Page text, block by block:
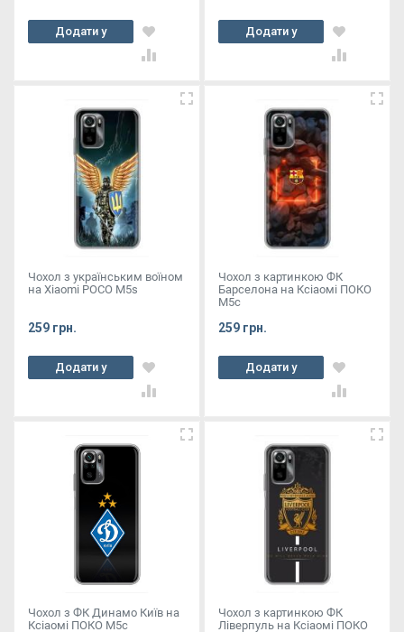
Додати у
кошик
Додати у
кошик
Чохол з українським воїном
на Xiaomi POCO M5s
259 грн.
Додати у
кошик
Чохол з картинкою ФК
Барселона на Ксіаомі ПОКО
М5с
259 грн.
Додати у
кошик
Чохол з ФК Динамо Київ на
Ксіаомі ПОКО М5с
Чохол з картинкою ФК
Ліверпуль на Ксіаомі ПОКО